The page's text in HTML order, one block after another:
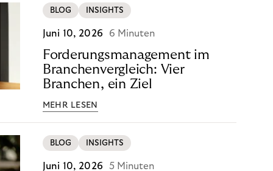
BLOG INSIGHTS
Juni 10, 2026 6 Minuten
Forderungsmanagement im
Branchenvergleich: Vier
Branchen, ein Ziel
MEHR LESEN
BLOG INSIGHTS
Juni 10, 2026 5 Minuten